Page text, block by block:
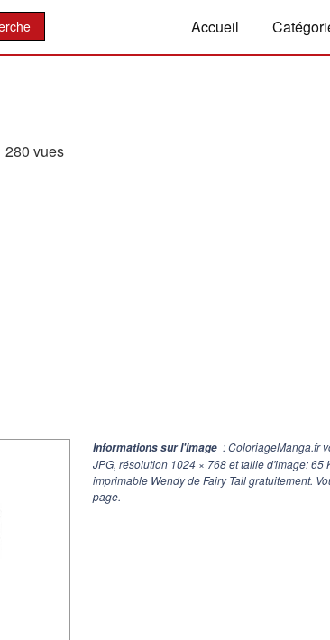
Accueil
280 vues
Informations sur l'image : ColoriageManga.fr
JPG, résolution 1024 × 768et taille d'image: 65
imprimable Wendy de Fairy Tail gratuitement.
page.